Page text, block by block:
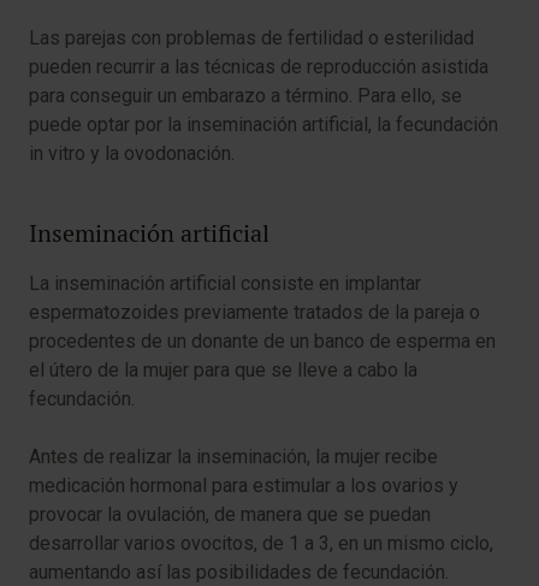
Las parejas con problemas de fertilidad o esterilidad
pueden recurrir a las técnicas de reproducción asistida
para conseguir un embarazo a término. Para ello, se
puede optar por la inseminación artificial, la fecundación
in vitro y la ovodonación.
Inseminación artificial
La inseminación artificial consiste en implantar
espermatozoides previamente tratados de la pareja o
procedentes de un donante de un banco de esperma en
el útero de la mujer para que se lleve a cabo la
fecundación.
Antes de realizar la inseminación, la mujer recibe
medicación hormonal para estimular a los ovarios y
provocar la ovulación, de manera que se puedan
desarrollar varios ovocitos, de 1 a 3, en un mismo ciclo,
aumentando así las posibilidades de fecundación.